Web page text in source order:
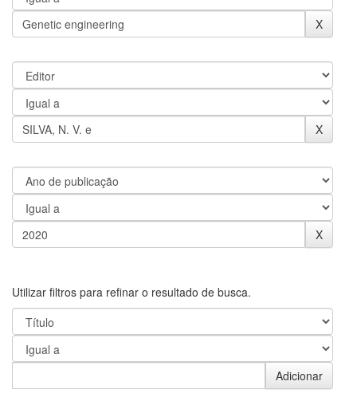
Utilizar filtros para refinar o resultado de busca.